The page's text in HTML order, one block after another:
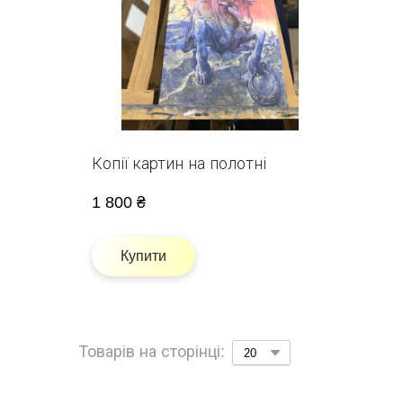
Копії картин на полотні
1 800 ₴
Купити
Товарів на сторінці: